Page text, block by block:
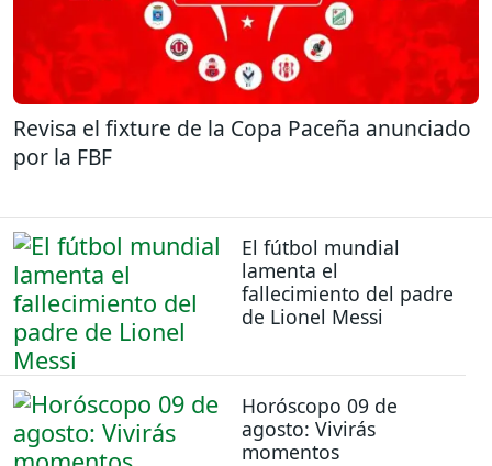
Revisa el fixture de la Copa Paceña anunciado
por la FBF
El fútbol mundial
lamenta el
fallecimiento del padre
de Lionel Messi
Horóscopo 09 de
agosto: Vivirás
momentos